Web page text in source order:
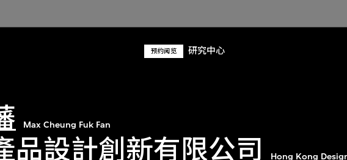
预约阅览 研究中心
Max Cheung Fuk Fan
品設計創新有限公司
Hong Kong